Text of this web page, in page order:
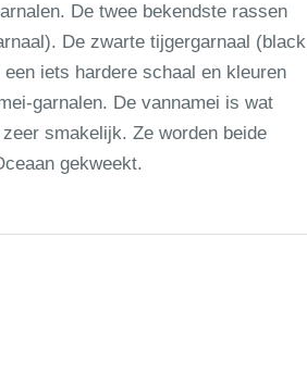
De twee bekendste rassen
De zwarte tijgergarnaal (black
iets hardere schaal en kleuren
garnalen. De vannamei is wat
smakelijk. Ze worden beide
gekweekt.